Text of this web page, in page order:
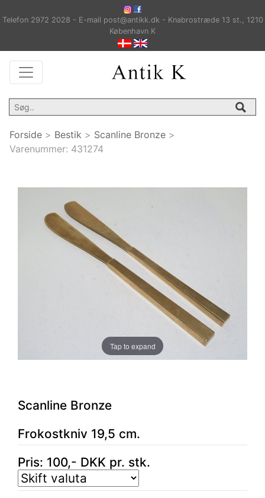
Telefon 2972 2028 - E-mail post@antikk.dk - Knabrostræde 13 st., 1210
København K
Forside > Bestik > Scanline Bronze >
Varenummer: 431274
Tap to expand
Scanline Bronze
Frokostkniv 19,5 cm.
Pris: 100,- DKK pr. stk.